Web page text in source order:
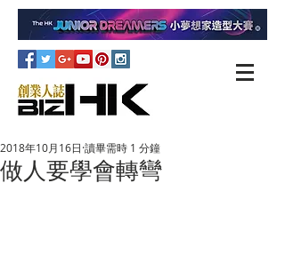
做人要學會轉彎
2018年10月16日 讀畢需時 1 分鐘